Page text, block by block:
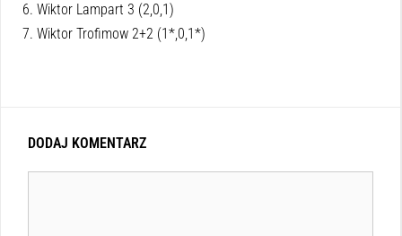
6. Wiktor Lampart 3 (2,0,1)
7. Wiktor Trofimow 2+2 (1*,0,1*)
DODAJ KOMENTARZ